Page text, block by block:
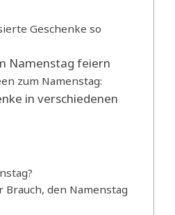
Geschenke so
Namenstag feiern
zum Namenstag:
in verschiedenen
den Namenstag